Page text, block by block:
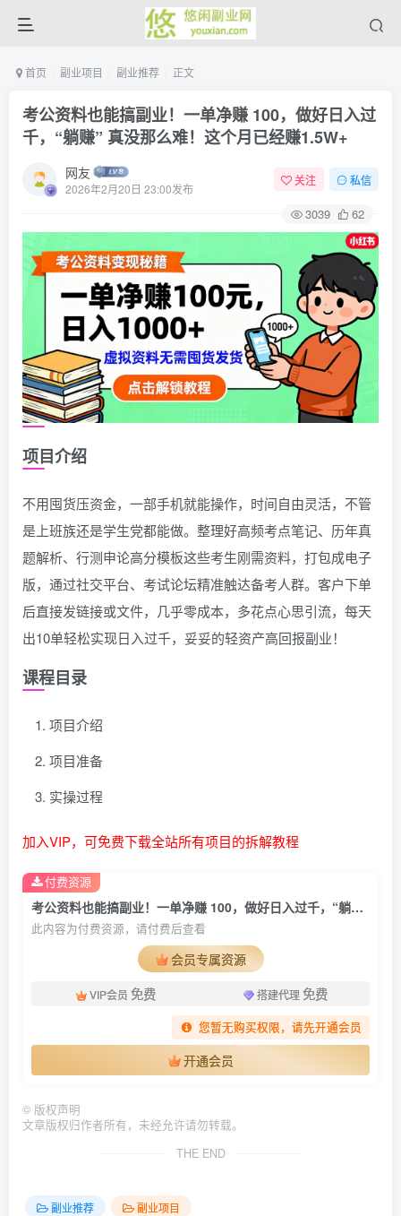
首页 副业项目 副业推荐 正文
考公资料也能搞副业！一单净赚 100，做好日入过
千，“躺赚” 真没那么难！这个月已经赚1.5W+
网友
2026年2月20日 23:00发布
关注 私信
3039 62
项目介绍
不用囤货压资金，一部手机就能操作，时间自由灵活，不管
是上班族还是学生党都能做。整理好高频考点笔记、历年真
题解析、行测申论高分模板这些考生刚需资料，打包成电子
版，通过社交平台、考试论坛精准触达备考人群。客户下单
后直接发链接或文件，几乎零成本，多花点心思引流，每天
出10单轻松实现日入过千，妥妥的轻资产高回报副业！
课程目录
项目介绍
项目准备
实操过程
加入VIP，可免费下载全站所有项目的拆解教程
考公资料也能搞副业！一单净赚 100，做好日入过千，“躺赚” 真没那么难！这个月已经赚1.5W+
此内容为付费资源，请付费后查看
会员专属资源
VIP会员 免费 搭建代理 免费
您暂无购买权限，请先开通会员
开通会员
付费资源
© 版权声明
文章版权归作者所有，未经允许请勿转载。
THE END
副业推荐 副业项目